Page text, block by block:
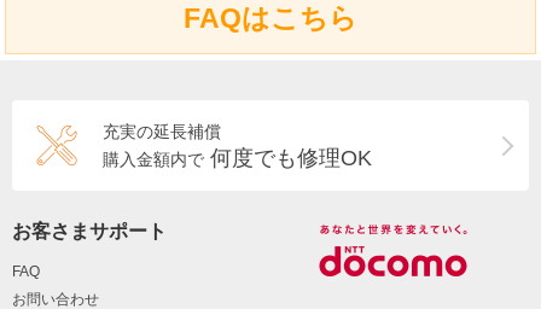
FAQはこちら
充実の延長補償
購入金額内で 何度でも修理OK
お客さまサポート
FAQ
お問い合わせ